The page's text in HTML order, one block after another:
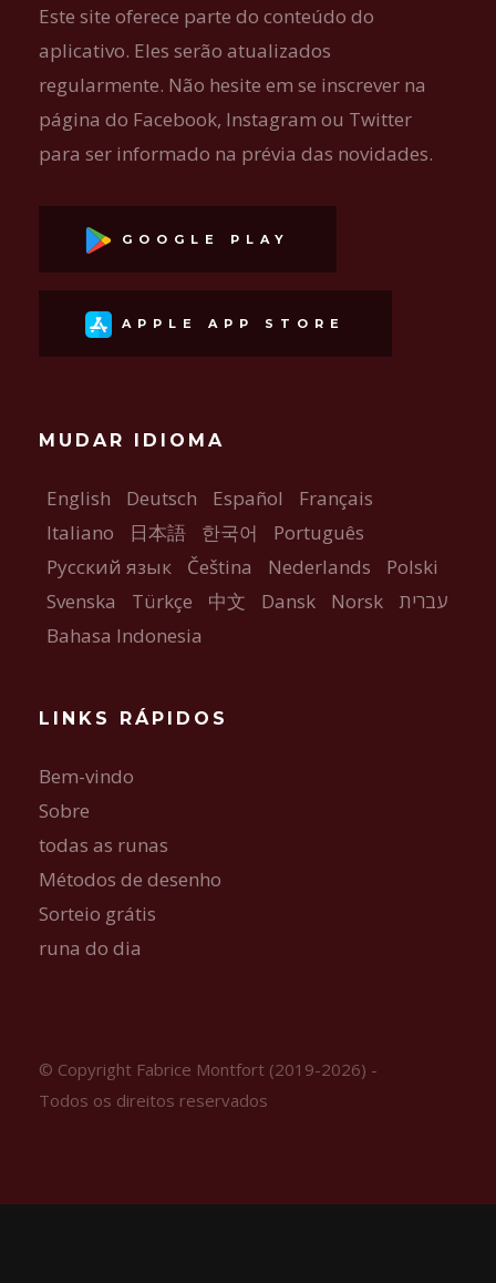
Este site oferece parte do conteúdo do
aplicativo. Eles serão atualizados
regularmente. Não hesite em se inscrever na
página do Facebook, Instagram ou Twitter
para ser informado na prévia das novidades.
GOOGLE PLAY
APPLE APP STORE
MUDAR IDIOMA
English Deutsch Español
Français
Italiano
日本語 한국어
Português
Русский язык
Čeština Nederlands
Polski
Svenska
Türkçe 中文 Dansk Norsk
עברית
Bahasa Indonesia
LINKS RÁPIDOS
Bem-vindo
Sobre
todas as runas
Métodos de desenho
Sorteio grátis
runa do dia
© Copyright Fabrice Montfort (2019-2026) -
Todos os direitos reservados